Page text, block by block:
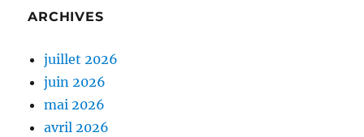
ARCHIVES
juillet 2026
juin 2026
mai 2026
avril 2026